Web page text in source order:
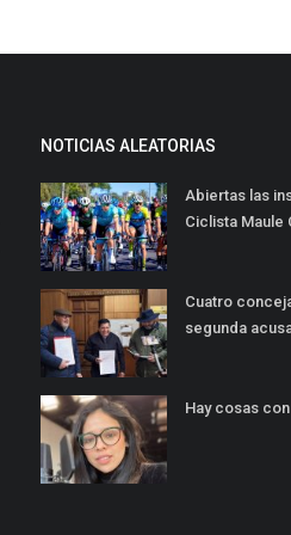
NOTICIAS ALEATORIAS
Abiertas las
Ciclista Maule
Cuatro
segunda
Hay cosas